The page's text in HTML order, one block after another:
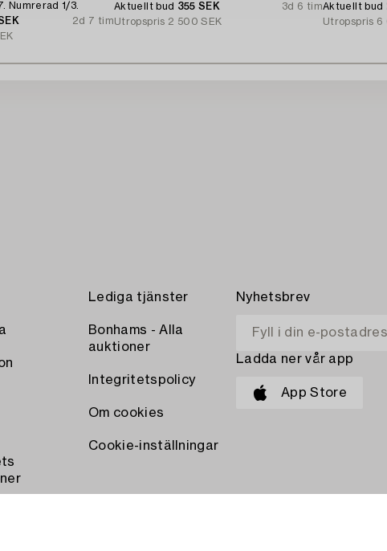
Numrerad 1/3.
2d 7 tim
Aktuellt bud 355 SEK
3d 6 tim
Utropspris 2 500 SEK
Aktuellt bud
Utropspris 6
Lediga tjänster
Bonhams - Alla
auktioner
Integritetspolicy
Om cookies
Cookie-inställningar
Nyhetsbrev
Ladda ner vår app
App Store